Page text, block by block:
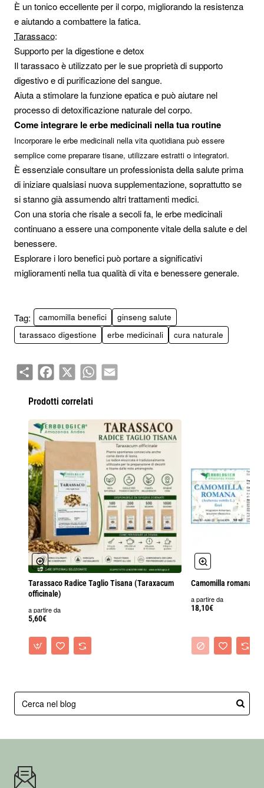
È un tonico eccellente per il corpo, migliorando la resistenza
e aiutando a combattere la fatica.
Tarassaco:
Supporto per la digestione e detox
Il tarassaco è utilizzato per le sue proprietà di supporto
digestivo e di purificazione del sangue.
Aiuta a stimolare la funzione epatica e può aiutare nel
processo di detoxificazione naturale del corpo.
Come integrare le erbe medicinali nella tua routine
Incorporare le erbe medicinali nella vita quotidiana può essere
semplice come preparare tisane, utilizzare estratti o integratori.
È essenziale consultare un professionista della salute prima
di iniziare qualsiasi nuova supplementazione, soprattutto se
si stanno già assumendo altri trattamenti medici.
Con una storia che risale a secoli fa, le erbe medicinali
continuano a essere una componente vitale della salute e del
benessere.
Esplorare i loro benefici può portare a significativi
miglioramenti nella tua qualità di vita e benessere generale.
Tag: camomilla benefici
ginseng salute
tarassaco digestione
erbe medicinali cura naturale
ShareFacebook
X WhatsAppEmail
Prodotti correlati
Tarassaco Radice Taglio Tisana (Taraxacum
officinale)
a partire da
5,60€
Camomilla romana
a partire da
18,10€